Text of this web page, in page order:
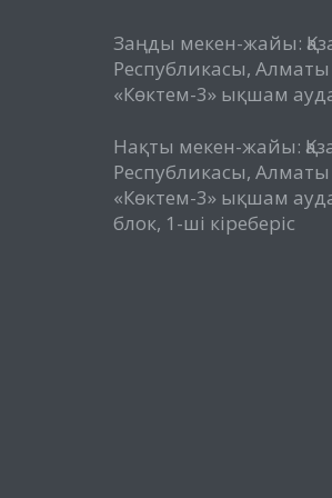
Заңды мекен-жайы:
Республикасы, Алматы
«Көктем-3» ықшам
Нақты мекен-жайы:
Республикасы, Алматы
«Көктем-3» ықшам
блок, 1-ші кіреберіс